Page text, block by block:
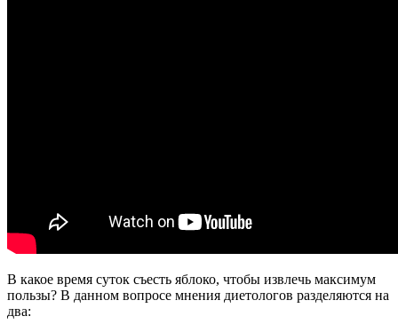
В какое время суток съесть яблоко, чтобы извлечь максимум
пользы? В данном вопросе мнения диетологов разделяются на
два: